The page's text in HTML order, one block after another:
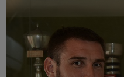
FM YouTube +